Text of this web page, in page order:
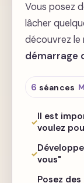
Vous posez
lâcher
découvrez le
démarrage
6 séances
Il est
voulez
vous"
Posez